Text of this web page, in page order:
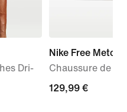
Dri-
Nike Free
Chaussure de
129,99 €
129,99 €